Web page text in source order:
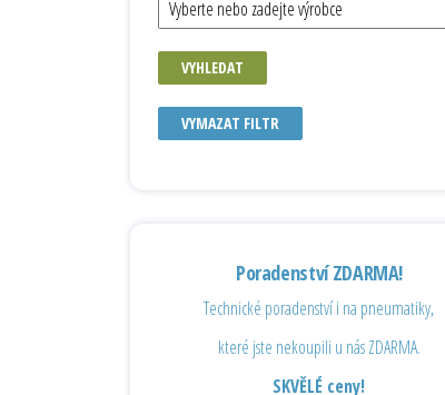
VYHLEDAT
VYMAZAT FILTR
Poradenství ZDARMA!
Technické poradenství i na pneumatiky,
které jste nekoupili u nás ZDARMA.
SKVĚLÉ ceny!